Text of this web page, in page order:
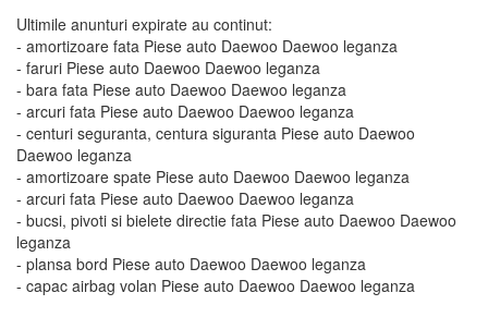
Ultimile anunturi expirate au continut:
- amortizoare fata Piese auto Daewoo Daewoo leganza
- faruri Piese auto Daewoo Daewoo leganza
- bara fata Piese auto Daewoo Daewoo leganza
- arcuri fata Piese auto Daewoo Daewoo leganza
- centuri seguranta, centura siguranta Piese auto Daewoo
Daewoo leganza
- amortizoare spate Piese auto Daewoo Daewoo leganza
- arcuri fata Piese auto Daewoo Daewoo leganza
- bucsi, pivoti si bielete directie fata Piese auto Daewoo Daewoo
leganza
- plansa bord Piese auto Daewoo Daewoo leganza
- capac airbag volan Piese auto Daewoo Daewoo leganza